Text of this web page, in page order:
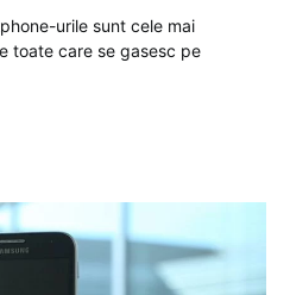
urile sunt cele mai
toate care se gasesc pe